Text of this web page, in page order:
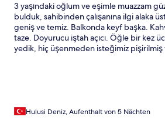
3 yaşındaki oğlum ve eşimle muazzam
bulduk, sahibinden çalışanına ilgi alaka
geniş ve temiz. Balkonda keyf başka.
taze. Doyurucu iştah açıcı. Öğle bir kez
yedik, hiç üşenmeden isteğimiz pişirilmiş
Hayıtbükü de hemen yanında. Lokasyon
Hulusi Deniz, Aufenthalt von 5 Nächten